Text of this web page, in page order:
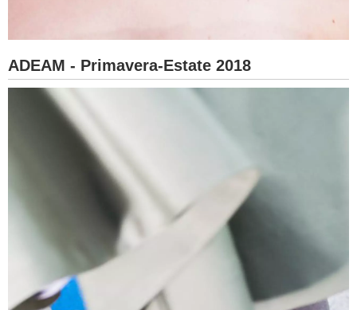
ADEAM - Primavera-Estate 2018